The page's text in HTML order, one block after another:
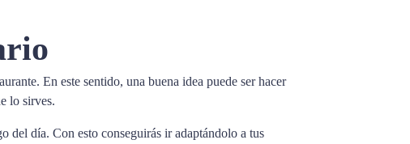
En este sentido, una buena idea puede ser hacer
lo sirves.
del día. Con esto conseguirás ir adaptándolo a tus